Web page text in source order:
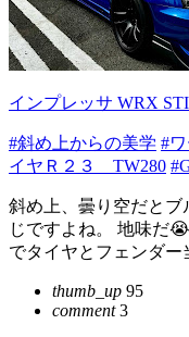
インプレッサ WRX
#斜め上からの美学 #
イヤＲ２３ TW280
斜め上、曇り空だと
じですよね。 地味だ
でタイヤとフェンダ
thumb_up 95
comment3